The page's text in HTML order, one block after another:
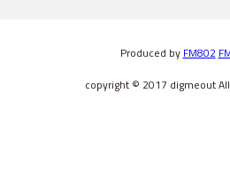
Produced by FM802
copyright © 2017 digmeout